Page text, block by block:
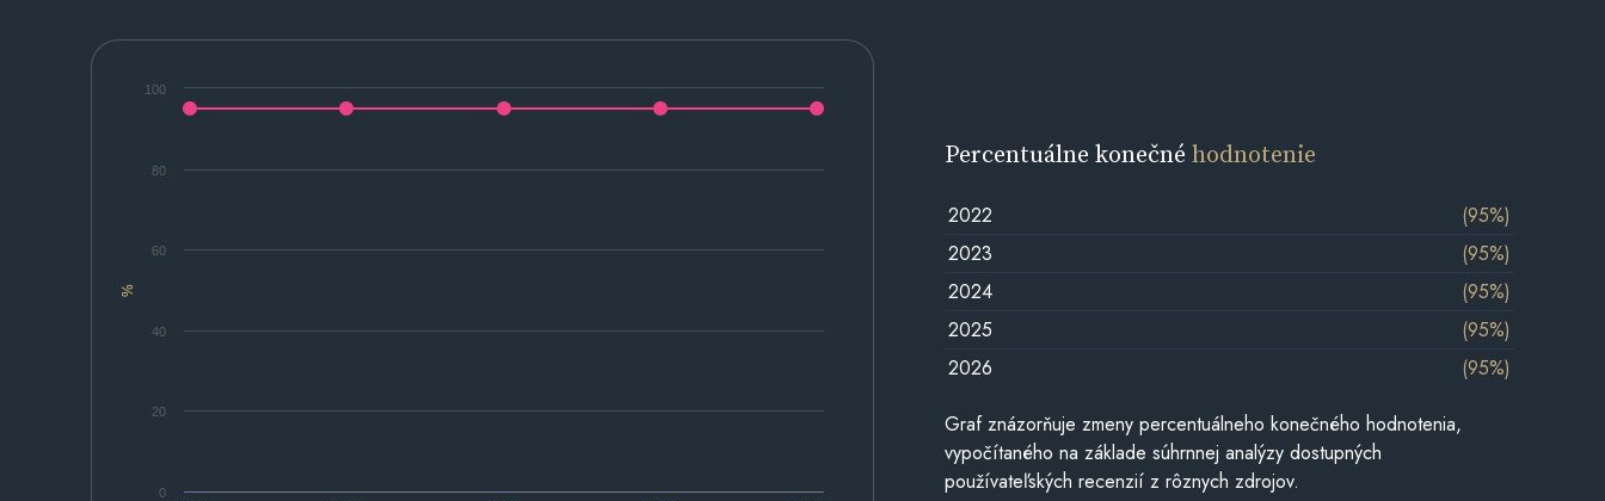
%
0
20
40
60
80
100
Percentuálne konečnéhodnotenie
2022
(95%)
2023
(95%)
2024
(95%)
2025
(95%)
2026
(95%)
Graf znázorňuje zmeny percentuálneho konečného hodnotenia,
vypočítaného na základe súhrnnej analýzy dostupných
používateľských recenzií z rôznych zdrojov.